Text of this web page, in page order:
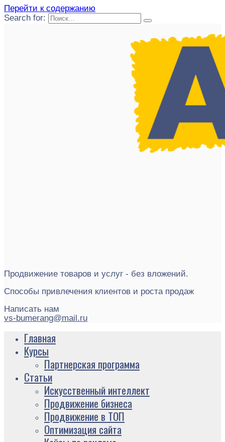
Перейти к содержанию
Search for:
Продвижение товаров и услуг - без вложений.
Способы привлечения клиентов и роста продаж
Написать нам
vs-bumerang@mail.ru
Главная
Курсы
Партнерская программа
Статьи
Искусственный интеллект
Продвижение бизнеса
Продвижение в ТОП
Оптимизация сайта